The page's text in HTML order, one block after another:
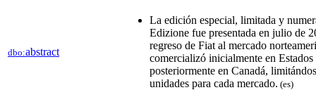
dbo:abstract
La edición especial, limitada y
Edizione​ fue presentada en julio de
regreso de Fiat al mercado
comercializó inicialmente en
posteriormente en Canadá,
unidades para cada mercado.​​ (es)